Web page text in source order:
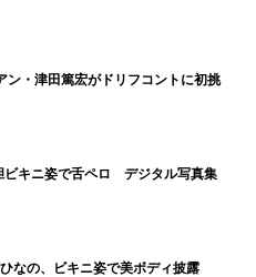
ン・津田篤宏がドリフコントに初挑
ビキニ姿で舌ペロ デジタル写真集
なの、ビキニ姿で美ボディ披露